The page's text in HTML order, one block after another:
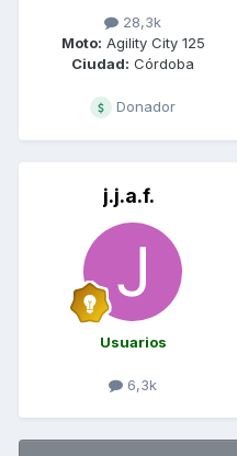
28,3k
Moto: Agility City 125
Ciudad: Córdoba
Donador
j.j.a.f.
Usuarios
6,3k